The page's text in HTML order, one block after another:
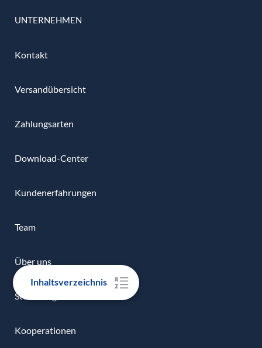
Inhaltsverzeichnis
UNTERNEHMEN
Kontakt
Versandübersicht
Zahlungsarten
Download-Center
Kundenerfahrungen
Team
Über uns
Stellenangebote
Kooperationen